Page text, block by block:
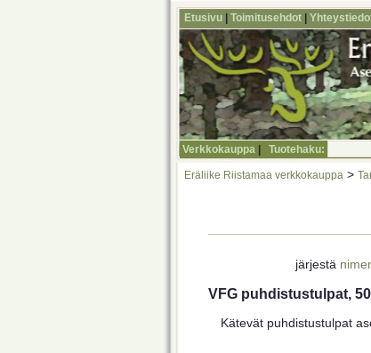
Etusivu Toimitusehdot
Verkkokauppa Tuotehaku:
Eräliike Riistamaa verkkokauppa >
järjestä
VFG puhdistustulpat,
Kätevät puhdistustulpat